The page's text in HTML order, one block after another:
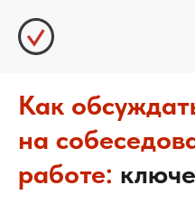
Как
на
работе: